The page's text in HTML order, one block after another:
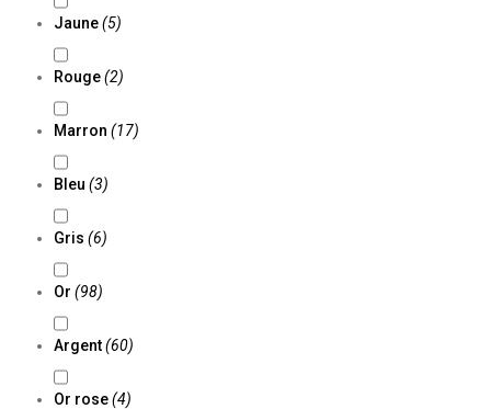
Jaune(5)
Rouge(2)
Marron (17)
Bleu (3)
Gris (6)
Or (98)
Argent(60)
Or rose(4)